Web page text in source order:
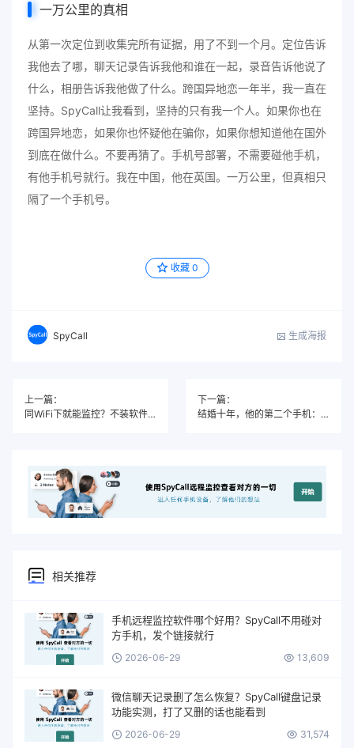
一万公里的真相
从第一次定位到收集完所有证据，用了不到一个月。定位告诉
我他去了哪，聊天记录告诉我他和谁在一起，录音告诉他说了
什么，相册告诉我他做了什么。跨国异地恋一年半，我一直在
坚持。SpyCall让我看到，坚持的只有我一个人。如果你也在
跨国异地恋，如果你也怀疑他在骗你，如果你想知道他在国外
到底在做什么。不要再猜了。手机号部署，不需要碰他手机，
有他手机号就行。我在中国，他在英国。一万公里，但真相只
隔了一个手机号。
收藏 0
SpyCall 生成海报
上一篇：
同WiFi下就能监控？不装软件、不碰手机，SpyCall远程查看老公微信聊天记录
下一篇：
结婚十年，他的第二个手机：SpyCall同WiFi部署揭开的双重生活
相关推荐
手机远程监控软件哪个好用？SpyCall不用碰对
方手机，发个链接就行
2026-06-29 13,609
微信聊天记录删了怎么恢复？SpyCall键盘记录
功能实测，打了又删的话也能看到
2026-06-29 31,574